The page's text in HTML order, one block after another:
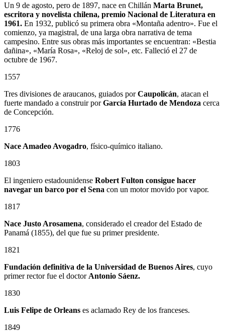
Un 9 de agosto, pero de 1897, nace en Chillán Marta Brunet,
escritora y novelista chilena, premio Nacional de Literatura en
1961. En 1932, publicó su primera obra «Montaña adentro». Fue el
comienzo, ya magistral, de una larga obra narrativa de tema
campesino. Entre sus obras más importantes se encuentran: «Bestia
dañina», «María Rosa», «Reloj de sol», etc. Falleció el 27 de
octubre de 1967.
1557
Tres divisiones de araucanos, guiados porCaupolicán, atacan el
fuerte mandado a construir porGarcía Hurtado de Mendoza cerca
de Concepción.
1776
Nace Amadeo Avogadro, físico-químico italiano.
1803
El ingeniero estadounidense Robert Fulton consigue hacer
navegar un barco por el Sena con un motor movido por vapor.
1817
Nace Justo Arosamena, considerado el creador del Estado de
Panamá (1855), del que fue su primer presidente.
1821
Fundación definitiva de la Universidad de Buenos Aires, cuyo
primer rector fue el doctor Antonio Sáenz.
1830
Luis Felipe de Orleans es aclamado Rey de los franceses.
1849